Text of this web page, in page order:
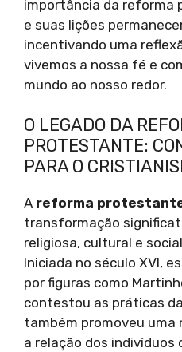
importância da reforma
e suas lições
incentivando uma
vivemos a nossa fé e
mundo ao nosso redor.
O LEGADO DA
PROTESTANTE:
PARA O
A reforma
transformação
religiosa, cultural e
Iniciada no século XVI,
por figuras como
contestou as práticas da
também promoveu uma
a relação dos indivíduos